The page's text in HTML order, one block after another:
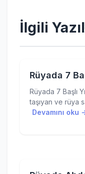
İlgili
Rüyada 7
Rüyada 7 Başlı
taşıyan ve rüya
Devamını oku